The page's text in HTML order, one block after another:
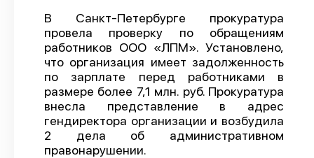
Трудовые конфликты
Отчеты
Предложить публикацию
Справочник
API
О проекте
В Санкт-Петербурге прокуратура
провела проверку по обращениям
работников ООО «ЛПМ». Установлено,
что организация имеет задолженность
по зарплате перед работниками в
размере более 7,1 млн. руб. Прокуратура
внесла представление в адрес
гендиректора организации и возбудила
2 дела об административном
правонарушении.